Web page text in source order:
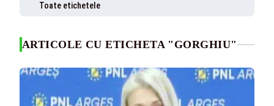
Toate etichetele
ARTICOLE CU ETICHETA "GORGHIU"